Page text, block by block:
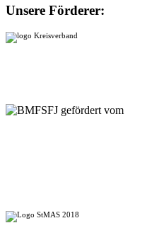
Unsere Förderer: